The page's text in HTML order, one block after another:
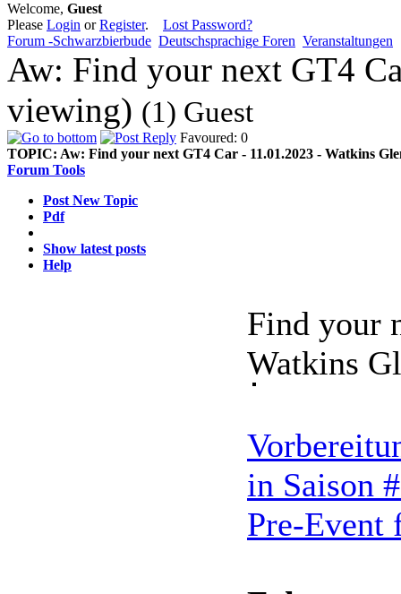
Welcome, Guest
Please Login orRegister. Lost Password?
Forum -Schwarzbierbude Deutschsprachige Foren Veranstaltungen
Aw: Find your next GT4
viewing) (1) Guest
Favoured: 0
TOPIC: Aw: Find your next GT4 Car - 11.01.2023 - Watkins
Forum Tools
Post New Topic
Pdf
Show latest posts
Help
Find your
Watkins
in Saison
Pre-Event